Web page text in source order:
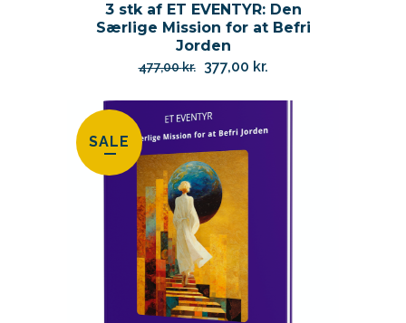
3 stk af ET EVENTYR: Den
Særlige Mission for at Befri
Jorden
477,00kr.
Den
pris
var:
477,00 kr..
377,00 kr.Den
er:
SALE